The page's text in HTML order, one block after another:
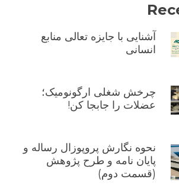
آشنایی با جایزه تعالی منابع
انسانی
چرخش شغلی ارگونومیک؛
عضلات را جابجا کن!
نحوه نگارش پروپوزال رساله و
پایان نامه و طرح پژوهش
(قسمت دوم)